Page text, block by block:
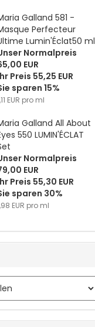
Galland 581 -
Perfecteur
Lumin'Éclat50 ml
Normalpreis
EUR
Preis 55,25 EUR
sparen 15%
EUR pro ml
Galland All About
550 LUMIN'ÉCLAT
Normalpreis
EUR
Preis 55,30 EUR
sparen 30%
EUR pro ml